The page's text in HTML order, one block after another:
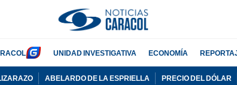
UNIDAD INVESTIGATIVA ECONOMÍA
ABELARDO DE LA ESPRIELLA PRECIO DEL DÓLAR